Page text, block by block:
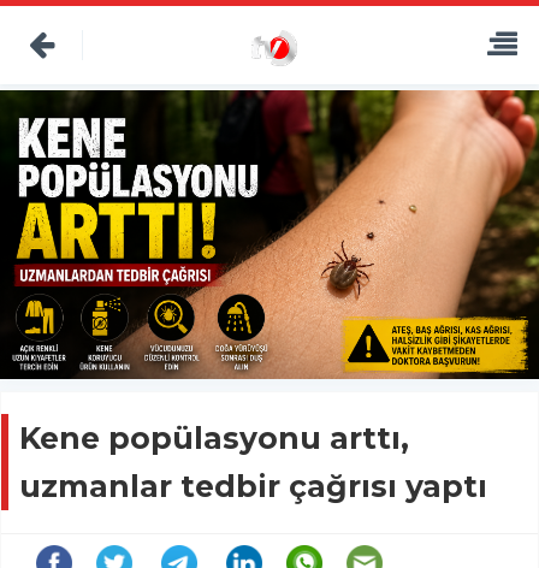
Kene popülasyonu arttı,
uzmanlar tedbir çağrısı yaptı